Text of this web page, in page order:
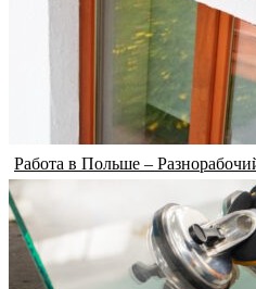
Работа в Польше –